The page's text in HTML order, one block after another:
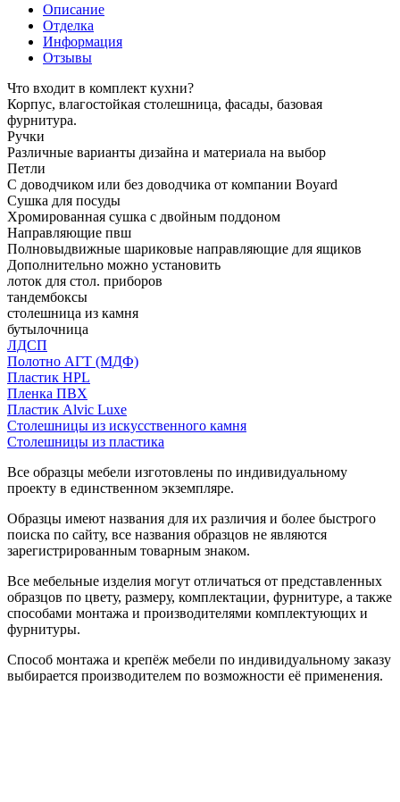
Описание
Отделка
Информация
Отзывы
Что входит в комплект кухни?
Корпус, влагостойкая столешница, фасады, базовая
фурнитура.
Ручки
Различные варианты дизайна и материала на выбор
Петли
С доводчиком или без доводчика от компании Boyard
Сушка для посуды
Хромированная сушка с двойным поддоном
Направляющие пвш
Полновыдвижные шариковые направляющие для ящиков
Дополнительно можно установить
лоток для стол. приборов
тандембоксы
столешница из камня
бутылочница
ЛДСП
Полотно АГТ (МДФ)
Пластик HPL
Пленка ПВХ
Пластик Alvic Luxe
Столешницы из искусственного камня
Столешницы из пластика
Все образцы мебели изготовлены по индивидуальному
проекту в единственном экземпляре.
Образцы имеют названия для их различия и более быстрого
поиска по сайту, все названия образцов не являются
зарегистрированным товарным знаком.
Все мебельные изделия могут отличаться от представленных
образцов по цвету, размеру, комплектации, фурнитуре, а также
способами монтажа и производителями комплектующих и
фурнитуры.
Способ монтажа и крепёж мебели по индивидуальному заказу
выбирается производителем по возможности её применения.